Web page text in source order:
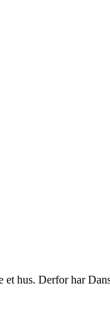
hus. Derfor har